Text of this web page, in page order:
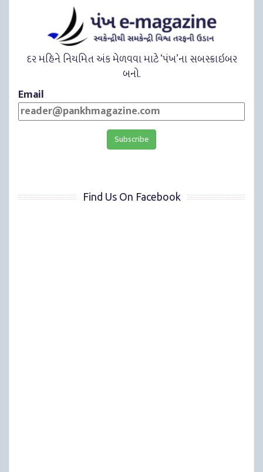
દર મહિને નિયમિત અંક મેળવવા માટે ‘પંખ’ના સબસ્ક્રાઇબર
બનો.
Email
Find Us On Facebook